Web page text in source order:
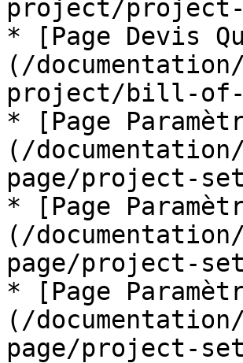
project/
* [Page Devis
(/
project/bill-of-
* [Page
(/
page/project-
* [Page
(/
page/project-
* [Page
(/
page/project-